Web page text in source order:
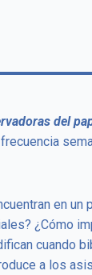
del
en un
¿Cómo
cuando
a los